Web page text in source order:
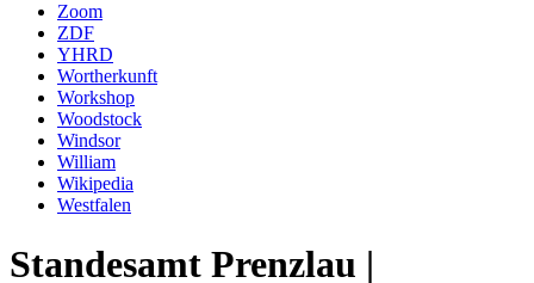
Zoom
ZDF
YHRD
Wortherkunft
Workshop
Woodstock
Windsor
William
Wikipedia
Westfalen
Standesamt Prenzlau |